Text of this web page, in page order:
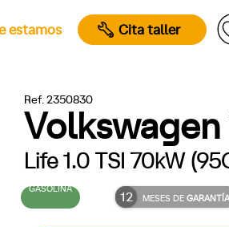
estamos Cita taller
Ref. 2350830
Volkswagen
Life 1.0 TSI 70kW
GASOLINA
12 MESES DEGARANTÍA